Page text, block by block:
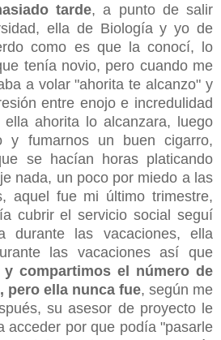
tarde, a punto de salir
ella de Biología y yo de
como es que la conocí, lo
tenía novio, pero cuando me
a volar "ahorita te alcanzo" y
entre enojo e incredulidad
ahorita lo alcanzara, luego
y fumarnos un buen cigarro,
se hacían horas platicando
nada, un poco por miedo a las
aquel fue mi último trimestre,
cubrir el servicio social seguí
durante las vacaciones, ella
las vacaciones así que
y compartimos el número de
pero ella nunca fue, según me
su asesor de proyecto le
acceder por que podía "pasarle